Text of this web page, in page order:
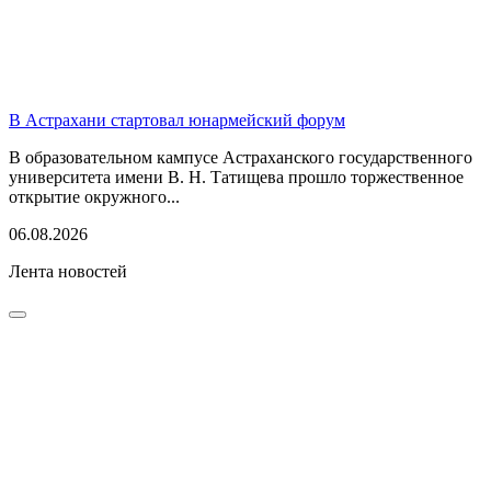
В Астрахани стартовал юнармейский форум
В образовательном кампусе Астраханского государственного
университета имени В. Н. Татищева прошло торжественное
открытие окружного...
06.08.2026
Лента новостей